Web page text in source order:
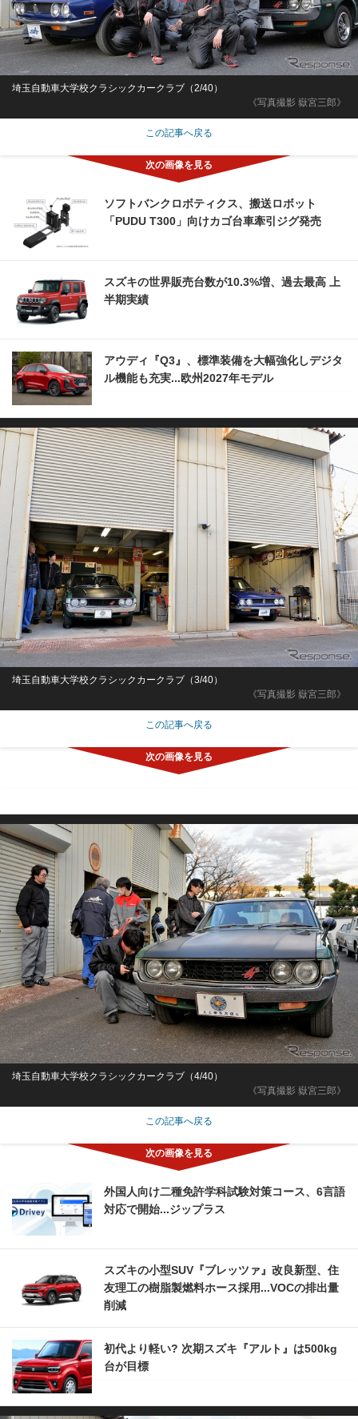
《写真撮影 嶽宮三郎》
埼玉自動車大学校クラシックカークラブ（2/40）
この記事へ戻る
ソフトバンクロボティクス、搬送ロボット
「PUDU T300」向けカゴ台車牽引ジグ発売
スズキの世界販売台数が10.3%増、過去最高 上
半期実績
アウディ『Q3』、標準装備を大幅強化しデジタ
ル機能も充実...欧州2027年モデル
《写真撮影 嶽宮三郎》
埼玉自動車大学校クラシックカークラブ（3/40）
この記事へ戻る
《写真撮影 嶽宮三郎》
埼玉自動車大学校クラシックカークラブ（4/40）
この記事へ戻る
外国人向け二種免許学科試験対策コース、6言語
対応で開始...ジップラス
スズキの小型SUV『ブレッツァ』改良新型、住
友理工の樹脂製燃料ホース採用...VOCの排出量
削減
初代より軽い? 次期スズキ『アルト』は500kg
台が目標